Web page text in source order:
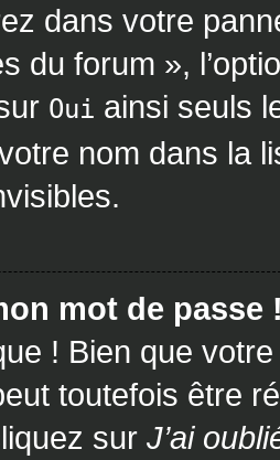
dans votre
du forum »,
Oui ainsi seuls
nom dans la
mot de passe
! Bien que
toutefois être
sur J’ai